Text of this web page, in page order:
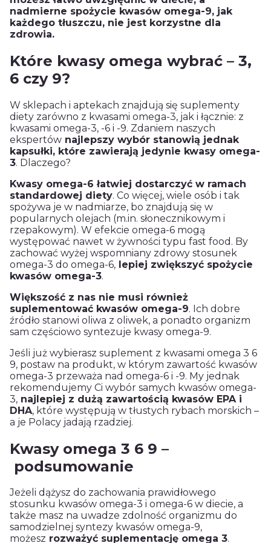
nadmierne spożycie kwasów omega-9, jak
każdego tłuszczu, nie jest korzystne dla
zdrowia.
Które kwasy omega wybrać – 3,
6 czy 9?
W sklepach i aptekach znajdują się suplementy
diety zarówno z kwasami omega-3, jak i łącznie: z
kwasami omega-3, -6 i -9. Zdaniem naszych
ekspertów najlepszy wybór stanowią jednak
kapsułki, które zawierają jedynie kwasy omega-
3. Dlaczego?
Kwasy omega-6 łatwiej dostarczyć w ramach
standardowej diety. Co więcej, wiele osób i tak
spożywa je w nadmiarze, bo znajdują się w
popularnych olejach (m.in. słonecznikowym i
rzepakowym). W efekcie omega-6 mogą
występować nawet w żywności typu fast food. By
zachować wyżej wspomniany zdrowy stosunek
omega-3 do omega-6, lepiej zwiększyć spożycie
kwasów omega-3.
Większość z nas nie musi również
suplementować kwasów omega-9. Ich dobre
źródło stanowi oliwa z oliwek, a ponadto organizm
sam częściowo syntezuje kwasy omega-9.
Jeśli już wybierasz suplement z kwasami omega 3 6
9, postaw na produkt, w którym zawartość kwasów
omega-3 przeważa nad omega-6 i -9. My jednak
rekomendujemy Ci wybór samych kwasów omega-
3, najlepiej z dużą zawartością kwasów EPA i
DHA, które występują w tłustych rybach morskich –
a je Polacy jadają rzadziej.
Kwasy omega 3 6 9 –
podsumowanie
Jeżeli dążysz do zachowania prawidłowego
stosunku kwasów omega-3 i omega-6 w diecie, a
także masz na uwadze zdolność organizmu do
samodzielnej syntezy kwasów omega-9,
możesz rozważyć suplementację omega 3.